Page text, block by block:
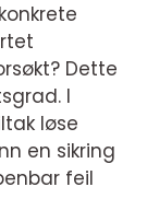
Dette
I
løse
en sikring
feil